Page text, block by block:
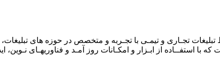
نو در زمینـه آفـرینش و بسط تبلیغات تجـاری و تیمـی با تجـربه و متخصص در حوزه
از ابـزار و امکـانات روز آمـد و فناوریهـای نـوین،